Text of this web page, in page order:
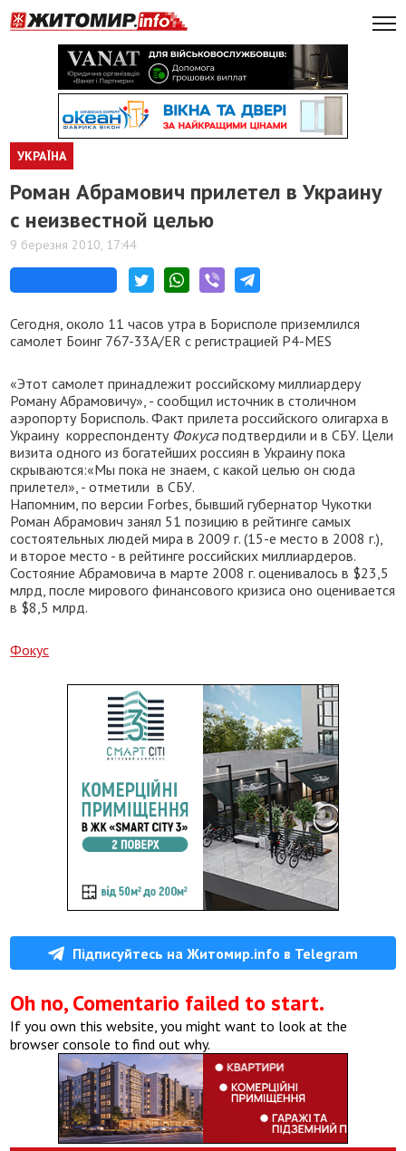
УКРАЇНА
Роман Абрамович прилетел в Украину
с неизвестной целью
9 березня 2010, 17:44
Сегодня, около 11 часов утра в Борисполе приземлился
самолет Боинг 767-33A/ER с регистрацией P4-MES
«Этот самолет принадлежит российскому миллиардеру
Роману Абрамовичу», - сообщил источник в столичном
аэропорту Борисполь. Факт прилета российского олигарха в
Украину корреспонденту Фокусаподтвердили и в СБУ. Цели
визита одного из богатейших россиян в Украину пока
скрываются:«Мы пока не знаем, с какой целью он сюда
прилетел», - отметили в СБУ.
Напомним, по версии Forbes, бывший губернатор Чукотки
Роман Абрамович занял 51 позицию в рейтинге самых
состоятельных людей мира в 2009 г. (15-е место в 2008 г.),
и второе место - в рейтинге российских миллиардеров.
Состояние Абрамовича в марте 2008 г. оценивалось в $23,5
млрд, после мирового финансового кризиса оно оценивается
в $8,5 млрд.
Фокус
Підписуйтесь на Житомир.info в Telegram
Oh no, Comentario failed to start.
If you own this website, you might want to look at the
browser console to find out why.